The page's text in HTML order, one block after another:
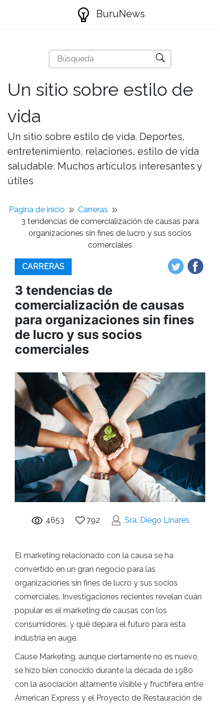
BuruNews
Un sitio sobre estilo de
vida
Un sitio sobre estilo de vida. Deportes,
entretenimiento, relaciones, estilo de vida
saludable. Muchos artículos interesantes y
útiles
Pagina de inicio
Carreras
3 tendencias de comercialización de causas para
organizaciones sin fines de lucro y sus socios
comerciales
CARRERAS
3 tendencias de
comercialización de causas
para organizaciones sin fines
de lucro y sus socios
comerciales
4653 792 Sra. Diego Linares
El marketing relacionado con la causa se ha
convertido en un gran negocio para las
organizaciones sin fines de lucro y sus socios
comerciales. Investigaciones recientes revelan cuán
popular es el marketing de causas con los
consumidores, y qué depara el futuro para esta
industria en auge.
Cause Marketing, aunque ciertamente no es nuevo,
se hizo bien conocido durante la década de 1980
con la asociación altamente visible y fructífera entre
American Express y el Proyecto de Restauración de